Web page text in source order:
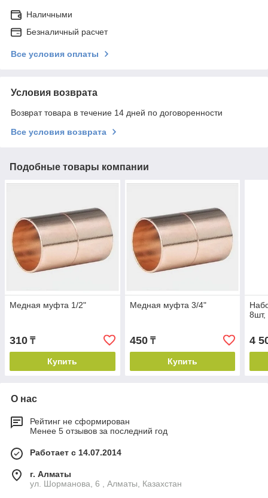
Наличными
Безналичный расчет
Все условия оплаты
Условия возврата
Возврат товара в течение 14 дней по договоренности
Все условия возврата
Подобные товары компании
Медная муфта 1/2"
310 ₸
Купить
Медная муфта 3/4"
450₸
Купить
8шт,
4
О нас
Рейтинг не сформирован
Менее 5 отзывов за последний год
Работает с 14.07.2014
г. Алматы
ул. Шорманова, 6 , Алматы, Казахстан